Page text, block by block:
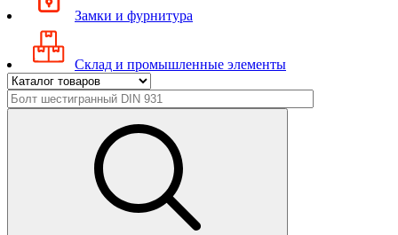
Замки и фурнитура
Склад и промышленные элементы